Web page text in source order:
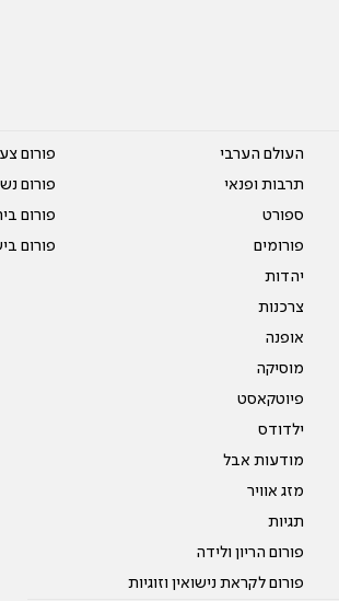
העולם הערבי
תרבות ופנאי
ספורט
פורומים
יהדות
צרכנות
אופנה
מוסיקה
פיוטקאסט
ילדודס
מודעות אבל
מזג אוויר
תגיות
פורום הריון ולידה
פורום לקראת נישואין וזוגיות
פורום
פורום
פורום
פורום